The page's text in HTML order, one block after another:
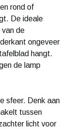
rond of
De ideale
de
ongeveer
hangt.
de lamp
sfeer. Denk aan
tussen
licht voor